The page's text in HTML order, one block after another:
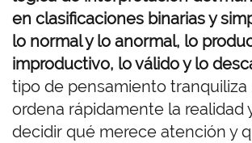
en clasificaciones binarias y
lo normal y lo anormal, lo
improductivo, lo válido y lo
tipo de pensamiento tranquiliza
ordena rápidamente la realidad
decidir qué merece atención y